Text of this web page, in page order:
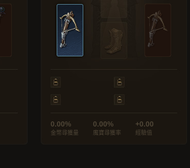
0.00%
金幣尋獲量
0.00%
魔寶尋獲率
+0.00
經驗值